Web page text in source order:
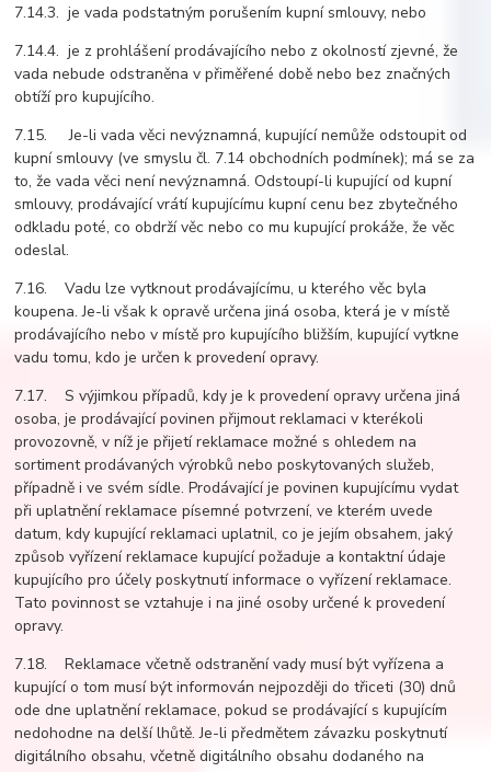
7.14.3. je vada podstatným porušením kupní smlouvy, nebo
7.14.4. je z prohlášení prodávajícího nebo z okolností zjevné, že
vada nebude odstraněna v přiměřené době nebo bez značných
obtíží pro kupujícího.
7.15. Je-li vada věci nevýznamná, kupující nemůže odstoupit od
kupní smlouvy (ve smyslu čl. 7.14 obchodních podmínek); má se za
to, že vada věci není nevýznamná. Odstoupí-li kupující od kupní
smlouvy, prodávající vrátí kupujícímu kupní cenu bez zbytečného
odkladu poté, co obdrží věc nebo co mu kupující prokáže, že věc
odeslal.
7.16. Vadu lze vytknout prodávajícímu, u kterého věc byla
koupena. Je-li však k opravě určena jiná osoba, která je v místě
prodávajícího nebo v místě pro kupujícího bližším, kupující vytkne
vadu tomu, kdo je určen k provedení opravy.
7.17. S výjimkou případů, kdy je k provedení opravy určena jiná
osoba, je prodávající povinen přijmout reklamaci v kterékoli
provozovně, v níž je přijetí reklamace možné s ohledem na
sortiment prodávaných výrobků nebo poskytovaných služeb,
případně i ve svém sídle. Prodávající je povinen kupujícímu vydat
při uplatnění reklamace písemné potvrzení, ve kterém uvede
datum, kdy kupující reklamaci uplatnil, co je jejím obsahem, jaký
způsob vyřízení reklamace kupující požaduje a kontaktní údaje
kupujícího pro účely poskytnutí informace o vyřízení reklamace.
Tato povinnost se vztahuje i na jiné osoby určené k provedení
opravy.
7.18. Reklamace včetně odstranění vady musí být vyřízena a
kupující o tom musí být informován nejpozději do třiceti (30) dnů
ode dne uplatnění reklamace, pokud se prodávající s kupujícím
nedohodne na delší lhůtě. Je-li předmětem závazku poskytnutí
digitálního obsahu, včetně digitálního obsahu dodaného na